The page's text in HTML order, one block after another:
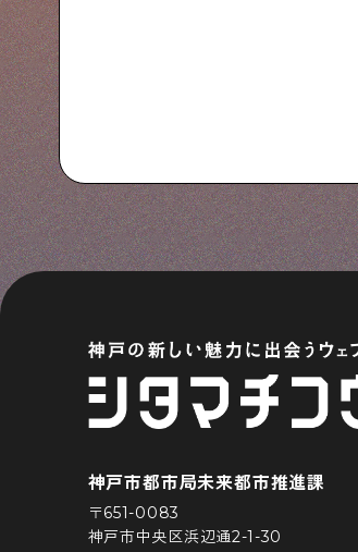
神戸市都市局未来都市推進課
〒651-0083
神戸市中央区浜辺通2-1-30